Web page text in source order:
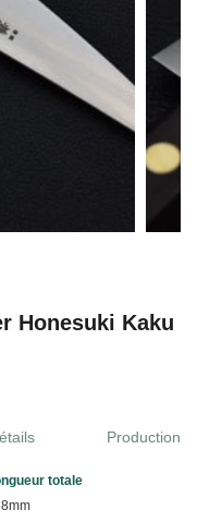
Honesuki Kaku
Production
totale